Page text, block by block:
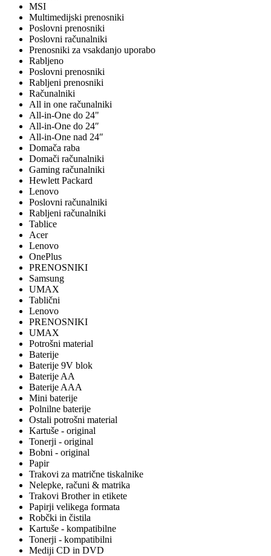
MSI
Multimedijski prenosniki
Poslovni prenosniki
Poslovni računalniki
Prenosniki za vsakdanjo uporabo
Rabljeno
Poslovni prenosniki
Rabljeni prenosniki
Računalniki
All in one računalniki
All-in-One do 24"
All-in-One do 24″
All-in-One nad 24″
Domača raba
Domači računalniki
Gaming računalniki
Hewlett Packard
Lenovo
Poslovni računalniki
Rabljeni računalniki
Tablice
Acer
Lenovo
OnePlus
PRENOSNIKI
Samsung
UMAX
Tablični
Lenovo
PRENOSNIKI
UMAX
Potrošni material
Baterije
Baterije 9V blok
Baterije AA
Baterije AAA
Mini baterije
Polnilne baterije
Ostali potrošni material
Kartuše - original
Tonerji - original
Bobni - original
Papir
Trakovi za matrične tiskalnike
Nelepke, računi & matrika
Trakovi Brother in etikete
Papirji velikega formata
Robčki in čistila
Kartuše - kompatibilne
Tonerji - kompatibilni
Mediji CD in DVD